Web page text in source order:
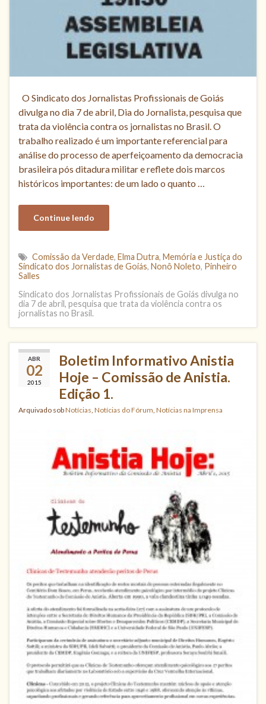
O Sindicato dos Jornalistas Profissionais de Goiás
divulga no dia 7 de abril, Dia do Jornalista, pesquisa que
trata da violência contra os jornalistas no Brasil. O
trabalho realizado é um importante referencial para
análise do processo de aperfeiçoamento da democracia
brasileira pós ditadura militar e reflete dois marcos
históricos importantes: de um lado o quanto …
Continue lendo
Comissão da Verdade, Elma Dutra, Memória e Justiça do
Sindicato dos Jornalistas de Goiás, Nonô Noleto, Pinheiro
Salles
Sindicato dos Jornalistas Profissionais de Goiás divulga no
dia 7 de abril, pesquisa que trata da violência contra os
jornalistas no Brasil.
ABR
02
2015
Boletim Informativo Anistia
Hoje – Comissão de Anistia.
Edição 1.
Arquivado sobNotícias Notícias do Fórum Notícias na Imprensa